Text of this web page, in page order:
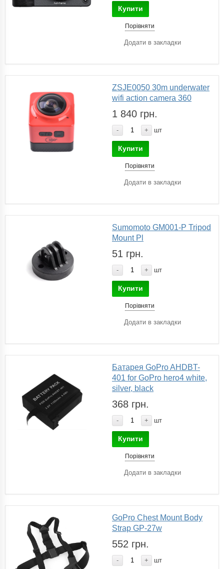
Купити
Порівняти
Додати в закладки
ZSJE0050 30m underwater
wifi action camera 360
1 840 грн.
- + шт
Купити
Порівняти
Додати в закладки
Sumomoto GM001-P Tripod
Mount Pl
51 грн.
- + шт
Купити
Порівняти
Додати в закладки
Батарея GoPro AHDBT-
401 for GoPro hero4 white,
silver, black
368 грн.
- + шт
Купити
Порівняти
Додати в закладки
GoPro Chest Mount Body
Strap GP-27w
552 грн.
- + шт